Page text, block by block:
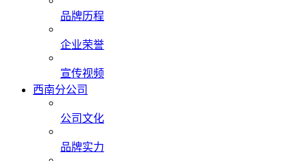
品牌历程
企业荣誉
宣传视频
西南分公司
公司文化
品牌实力